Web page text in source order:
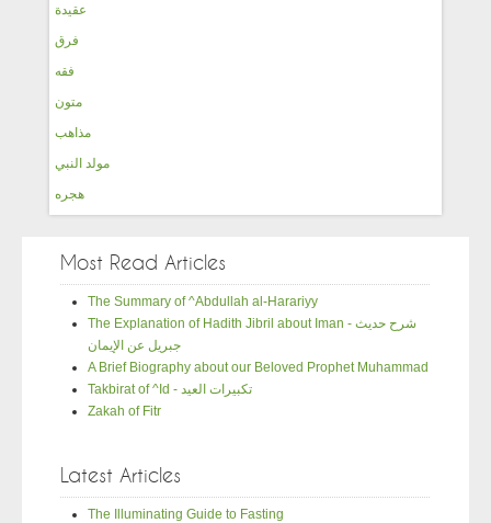
عقيدة
فرق
فقه
متون
مذاهب
مولد النبي
هجره
Most Read Articles
The Summary of ^Abdullah al-Harariyy
The Explanation of Hadith Jibril about Iman - شرح حديث
جبريل عن الإيمان
A Brief Biography about our Beloved Prophet Muhammad
Takbirat of ^Id - تكبيرات العيد
Zakah of Fitr
Latest Articles
The Illuminating Guide to Fasting